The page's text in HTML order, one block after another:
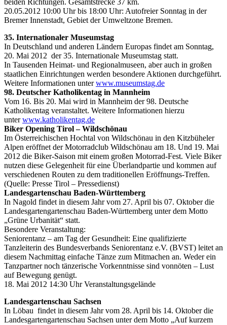
20.05.2012 10:00 Uhr bis 18:00 Uhr: Autofreier Sonntag in der
Bremer Innenstadt, Gebiet der Umweltzone Bremen.
35. Internationaler Museumstag
In Deutschland und anderen Ländern Europas findet am Sonntag,
20. Mai 2012 der 35. Internationale Museumstag statt.
In Tausenden Heimat- und Regionalmuseen, aber auch in großen
staatlichen Einrichtungen werden besondere Aktionen durchgeführt.
Weitere Informationen unterwww.museumstag.de
98. Deutscher Katholikentag in Mannheim
Vom 16. Bis 20. Mai wird in Mannheim der 98. Deutsche
Katholikentag veranstaltet. Weitere Informationen hierzu
unterwww.katholikentag.de
Biker Opening Tirol – Wildschönau
Im Österreichischen Hochtal von Wildschönau in den Kitzbüheler
Alpen eröffnet der Motorradclub Wildschönau am 18. Und 19. Mai
2012 die Biker-Saison mit einem großen Motorrad-Fest. Viele Biker
nutzen diese Gelegenheit für eine Überlandpartie und kommen auf
verschiedenen Routen zu dem traditionellen Eröffnungs-Treffen.
(Quelle: Presse Tirol – Pressedienst)
Landesgartenschau Baden-Württemberg
In Nagold findet in diesem Jahr vom 27. April bis 07. Oktober die
Landesgartengartenschau Baden-Württemberg unter dem Motto
„Grüne Urbanität“ statt.
Besondere Veranstaltung:
Seniorentanz – am Tag der Gesundheit: Eine qualifizierte
Tanzleiterin des Bundesverbands Seniorentanz e.V. (BVST) leitet an
diesem Nachmittag einfache Tänze zum Mitmachen an. Weder ein
Tanzpartner noch tänzerische Vorkenntnisse sind vonnöten – Lust
auf Bewegung genügt.
18. Mai 2012 14:30 Uhr Veranstaltungsgelände
Landesgartenschau Sachsen
In Löbau findet in diesem Jahr vom 28. April bis 14. Oktober die
Landesgartengartenschau Sachsen unter dem Motto „Auf kurzem